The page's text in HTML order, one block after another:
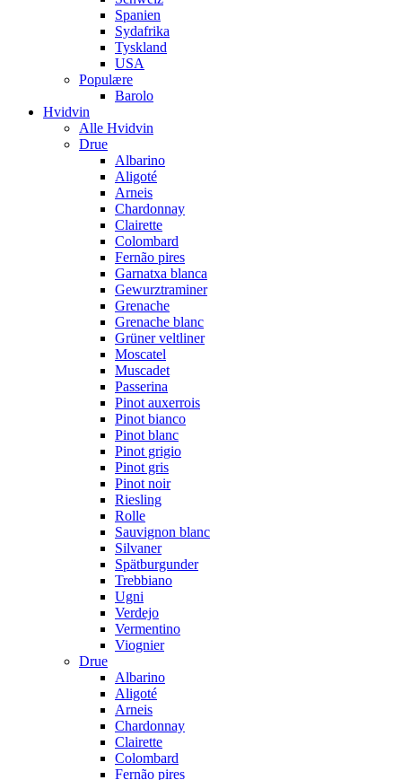
Spanien
Sydafrika
Tyskland
USA
Populære
Barolo
Hvidvin
Alle Hvidvin
Drue
Albarino
Aligoté
Arneis
Chardonnay
Clairette
Colombard
Fernão pires
Garnatxa blanca
Gewurztraminer
Grenache
Grenache blanc
Grüner veltliner
Moscatel
Muscadet
Passerina
Pinot auxerrois
Pinot bianco
Pinot blanc
Pinot grigio
Pinot gris
Pinot noir
Riesling
Rolle
Sauvignon blanc
Silvaner
Spätburgunder
Trebbiano
Ugni
Verdejo
Vermentino
Viognier
Drue
Albarino
Aligoté
Arneis
Chardonnay
Clairette
Colombard
Fernão pires